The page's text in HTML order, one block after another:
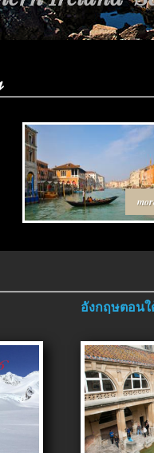
อังกฤษตอนใ